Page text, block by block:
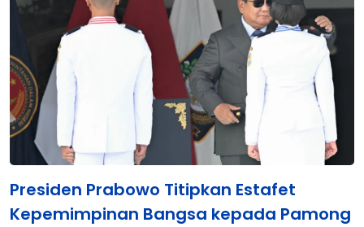
Presiden Prabowo Titipkan Estafet
Kepemimpinan Bangsa kepada Pamong